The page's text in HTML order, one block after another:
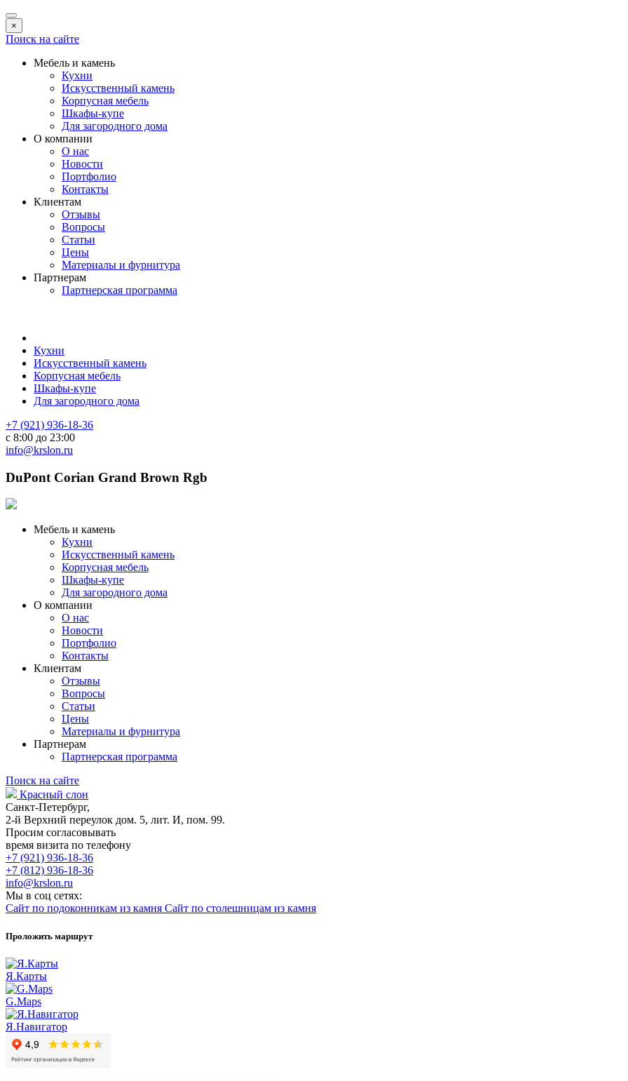
×
Поиск на сайте
Мебель и камень
Кухни
Искусственный камень
Корпусная мебель
Шкафы-купе
Для загородного дома
О компании
О нас
Новости
Портфолио
Контакты
Клиентам
Отзывы
Вопросы
Статьи
Цены
Материалы и фурнитура
Партнерам
Партнерская программа
Кухни
Искусственный камень
Корпусная мебель
Шкафы-купе
Для загородного дома
+7 (921) 936-18-36
с 8:00 до 23:00
info@krslon.ru
DuPont Corian Grand Brown Rgb
Мебель и камень
Кухни
Искусственный камень
Корпусная мебель
Шкафы-купе
Для загородного дома
О компании
О нас
Новости
Портфолио
Контакты
Клиентам
Отзывы
Вопросы
Статьи
Цены
Материалы и фурнитура
Партнерам
Партнерская программа
Поиск на сайте
Красный слон
Санкт-Петербург,
2-й Верхний переулок дом. 5, лит. И, пом. 99.
Просим согласовывать
время визита по телефону
+7 (921) 936-18-36
+7 (812) 936-18-36
info@krslon.ru
Мы в соц сетях:
Сайт по подоконникам из камня Сайт по столешницам из камня
Проложить маршрут
Я.Карты
G.Maps
Я.Навигатор